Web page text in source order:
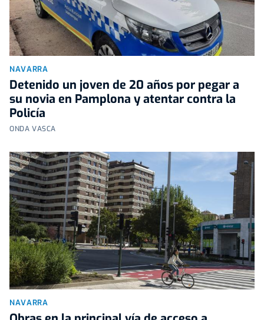
NAVARRA
Detenido un joven de 20 años por pegar a
su novia en Pamplona y atentar contra la
Policía
ONDA VASCA
NAVARRA